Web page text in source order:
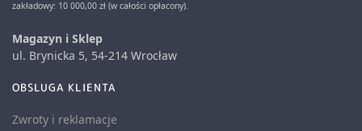
zakładowy: 10 000,00 zł (w całości opłacony).
Magazyn i Sklep
ul. Brynicka 5, 54-214 Wrocław
OBSLUGA KLIENTA
Zwroty i reklamacje